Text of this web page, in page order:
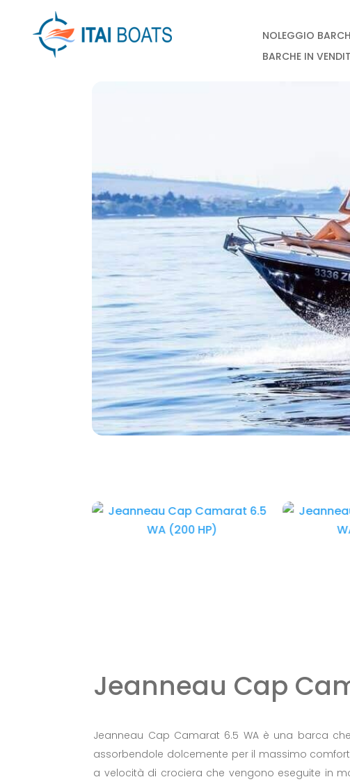
NOLEGGIO
BARCHE IN
Jeanneau Cap
Jeanneau Cap Camarat 6.5 WAè una barca
assorbendole dolcemente per il massimo
a velocità di crociera che vengono eseguite in